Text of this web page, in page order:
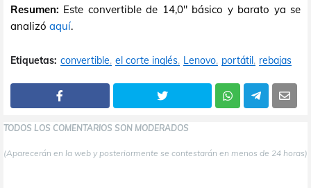
Resumen: Este convertible de 14,0" básico y barato ya se
analizó aquí.
Etiquetas: convertible el corte inglés Lenovo portátil rebajas
TODOS LOS COMENTARIOS SON MODERADOS
(Aparecerán en la web y posteriormente se contestarán en menos de 24 horas)